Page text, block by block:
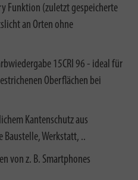
Funktion (zuletzt gespeicherte
an Orten ohne
15CRI 96 - ideal für
Oberflächen bei
Kantenschutz aus
Baustelle, Werkstatt, ..
von z. B. Smartphones